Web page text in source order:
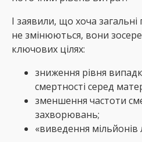
І заявили, що хоча загальні
не змінюються, вони
ключових цілях:
зниження рівня
смертності серед
зменшення частоти
захворювань;
«виведення мільйонів